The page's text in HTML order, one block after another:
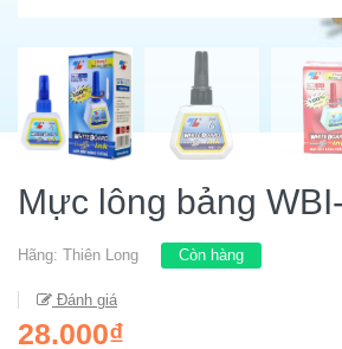
Mực lông bảng
Hãng: Thiên Long Còn hàng
Đánh giá
28.000₫